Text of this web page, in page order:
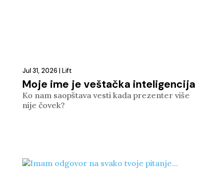
Moje ime je veštačka inteligencija
Jul 31, 2026 | Lift
Ko nam saopštava vesti kada prezenter više
nije čovek?